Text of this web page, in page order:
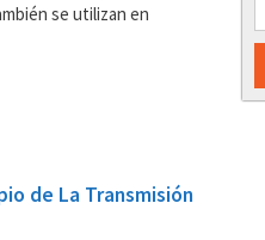
se utilizan en
de La Transmisión